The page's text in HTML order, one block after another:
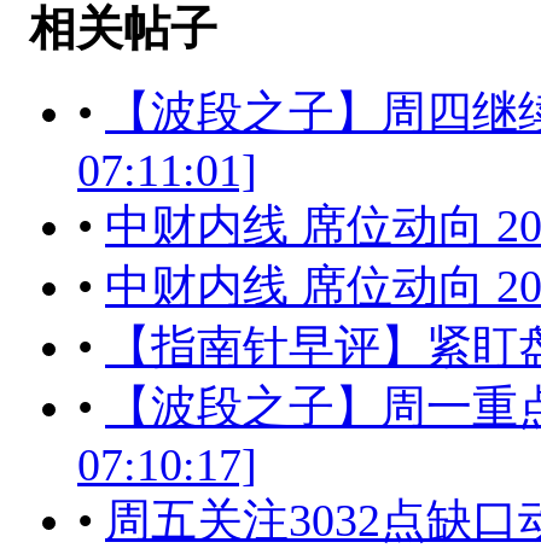
相关帖子
•
【波段之子】周四
07:11:01]
• 中财内线 席位动向
• 中财内线 席位动向
•
【指南针早评】紧
•
【波段之子】周一
07:10:17]
• 周五关注3032点缺口